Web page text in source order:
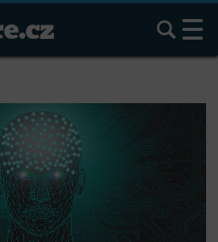
Hledat